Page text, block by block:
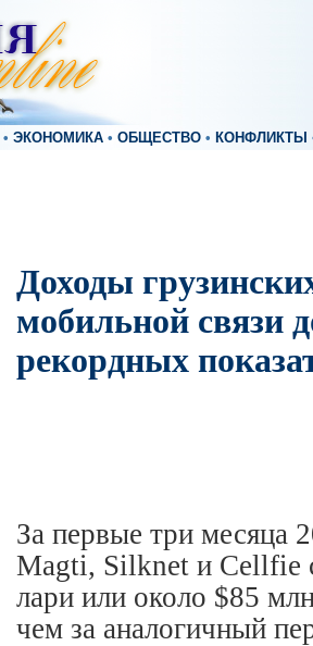
• ЭКОНОМИКА • ОБЩЕСТВО • КОНФЛИКТЫ
Доходы
мобильной связи
рекордных
За первые три месяца
Magti, Silknet и Cellfie
лари или около $85
чем за аналогичный